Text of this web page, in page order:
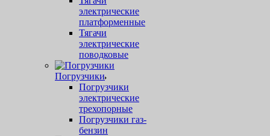
электрические
платформенные
Тягачи
электрические
поводковые
Погрузчики
Погрузчики
электрические
трехопорные
Погрузчики газ-
бензин